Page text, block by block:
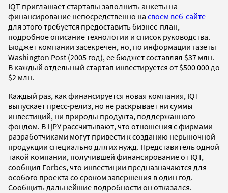
IQT приглашает стартапы заполнить анкеты на
финансирование непосредственно на своем веб-сайте—
для этого требуется предоставить бизнес-план,
подробное описание технологии и список руководства.
Бюджет компании засекречен, но, по информации газеты
Washington Post (2005 год), ее бюджет составлял $37 млн.
В каждый отдельный стартап инвестируется от $500 000 до
$2 млн.
Каждый раз, как финансируется новая компания, IQT
выпускает пресс-релиз, но не раскрывает ни суммы
инвестиций, ни природы продукта, поддержанного
фондом. В ЦРУ рассчитывают, что отношения с фирмами-
разработчиками могут привести к созданию нерыночной
продукции специально для их нужд. Представитель одной
такой компании, получившей финансирование от IQT,
сообщил Forbes, что инвестиции предназначаются для
особого проекта со сроком завершения в один год.
Сообщить дальнейшие подробности он отказался.